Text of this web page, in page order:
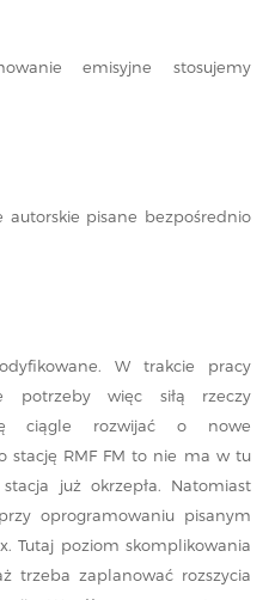
emisyjne stosujemy
pisane bezpośrednio
W trakcie pracy
potrzeby więc siłą rzeczy
ciągle rozwijać o nowe
stację RMF FM to nie ma w tu
już okrzepła. Natomiast
oprogramowaniu pisanym
Tutaj poziom skomplikowania
trzeba zaplanować rozszycia